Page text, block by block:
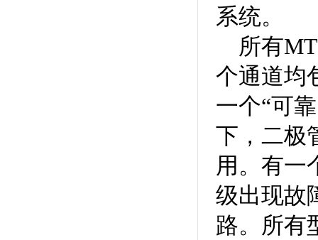
系统。
所有
个通道均
一个“可
下，二极
用。有一
级出现故
路。所有